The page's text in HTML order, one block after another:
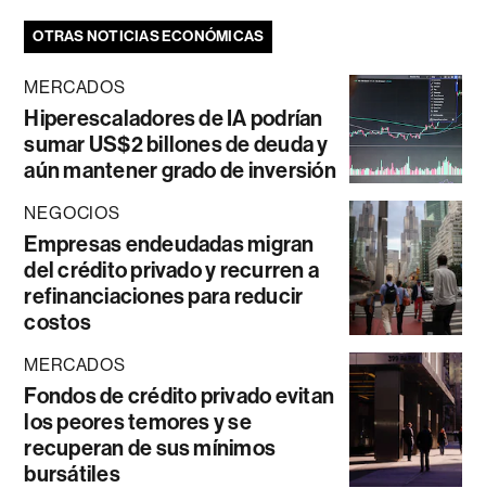
OTRAS NOTICIAS ECONÓMICAS
MERCADOS
Hiperescaladores de IA podrían
sumar US$2 billones de deuda y
aún mantener grado de inversión
NEGOCIOS
Empresas endeudadas migran
del crédito privado y recurren a
refinanciaciones para reducir
costos
MERCADOS
Fondos de crédito privado evitan
los peores temores y se
recuperan de sus mínimos
bursátiles